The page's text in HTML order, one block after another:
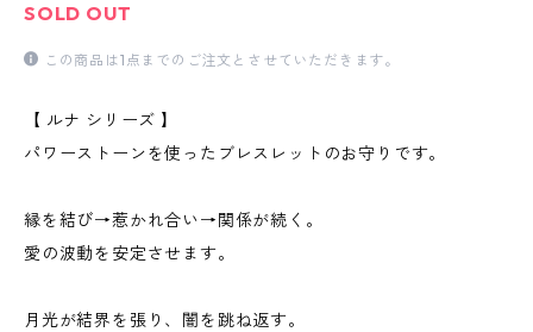
SOLD OUT
この商品は1点までのご注文とさせていただきます。
【 ルナ シリーズ 】
パワーストーンを使ったブレスレットのお守りです。
縁を結び→惹かれ合い→関係が続く。
愛の波動を安定させます。
月光が結界を張り、闇を跳ね返す。